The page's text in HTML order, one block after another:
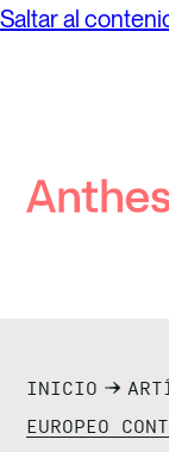
Saltar al
IMPACTO
Búsqueda
INICIO
EUROPEO